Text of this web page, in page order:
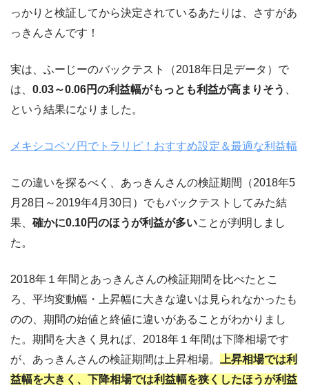
っかりと検証してから決定されているあたりは、さすがあ
っきんさんです！
実は、ふーじーのバックテスト（2018年日足データ）で
は、 0.03～0.06円の利益幅がもっとも利益が高まりそう
という結果になりました。
メキシコペソ円でトラリピ！おすすめ設定＆最適な利益幅
この違いを探るべく、あっきんさんの検証期間（2018年5
月28日～2019年4月30日）でもバックテストしてみた結
果、 確かに0.10円のほうが利益が多いことが判明しまし
た。
2018年１年間とあっきんさんの検証期間を比べたとこ
ろ、平均変動幅・上昇幅に大きな違いは見られなかったも
のの、期間の始値と終値に違いがあることがわかりまし
た。期間を大きく見れば、2018年１年間は下降相場です
が、あっきんさんの検証期間は上昇相場。
上昇相場では利
益幅を大きく、下降相場では利益幅を狭くしたほうが利益